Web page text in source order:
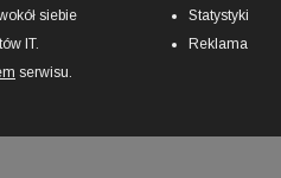
siebie
IT.
serwisu.
Statystyki
Reklama